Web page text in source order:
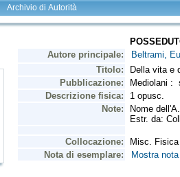
Archivio di Autorità